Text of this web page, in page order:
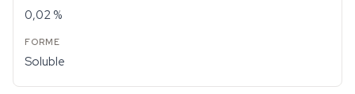
0,02 %
Soluble